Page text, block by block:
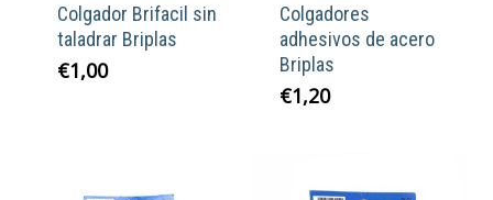
Colgador Brifacil sin
taladrar Briplas
€1,00
Colgadores
adhesivos de acero
Briplas
€1,20